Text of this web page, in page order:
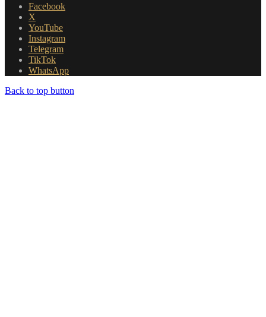
Facebook
X
YouTube
Instagram
Telegram
TikTok
WhatsApp
Back to top button